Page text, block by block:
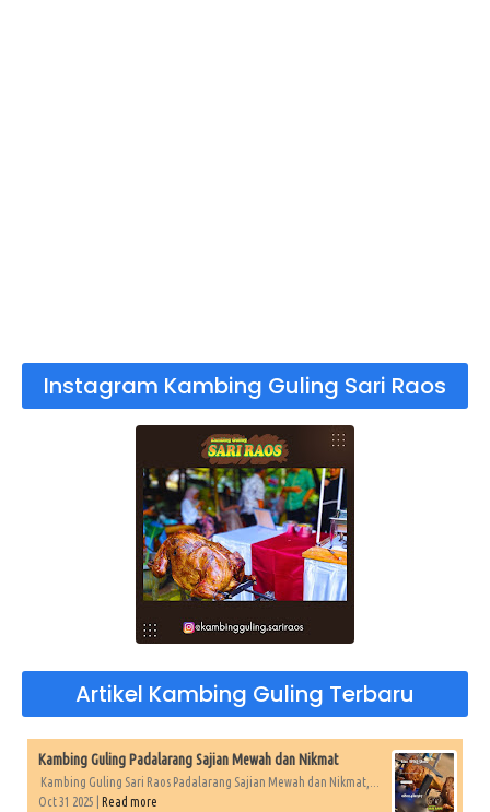
Instagram Kambing Guling Sari Raos
Artikel Kambing Guling Terbaru
Kambing Guling Padalarang Sajian Mewah dan Nikmat
Kambing Guling Sari Raos Padalarang Sajian Mewah dan Nikmat,...
Oct 31 2025 | Read more